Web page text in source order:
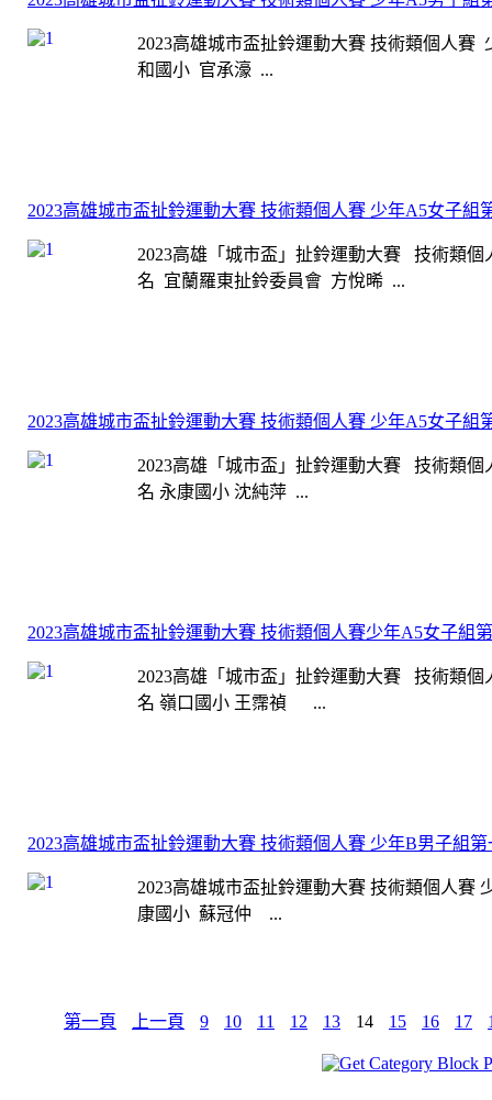
2023高雄城市盃扯鈴運動大賽 技術類個人賽
和國小 官承濠 ...
2023高雄城市盃扯鈴運動大賽 技術類個人賽 少年A5女子組
2023高雄「城市盃」扯鈴運動大賽 技術類
名 宜蘭羅東扯鈴委員會 方悅晞 ...
2023高雄城市盃扯鈴運動大賽 技術類個人賽 少年A5女子組
2023高雄「城市盃」扯鈴運動大賽 技術類
名 永康國小 沈純萍 ...
2023高雄城市盃扯鈴運動大賽 技術類個人賽少年A5女子組
2023高雄「城市盃」扯鈴運動大賽 技術類
名 嶺口國小 王霈禎 ...
2023高雄城市盃扯鈴運動大賽 技術類個人賽 少年B男子組
2023高雄城市盃扯鈴運動大賽 技術類個人賽
康國小 蘇冠仲 ...
第一頁 上一頁 9 10 11 12 13 14 15 16 17